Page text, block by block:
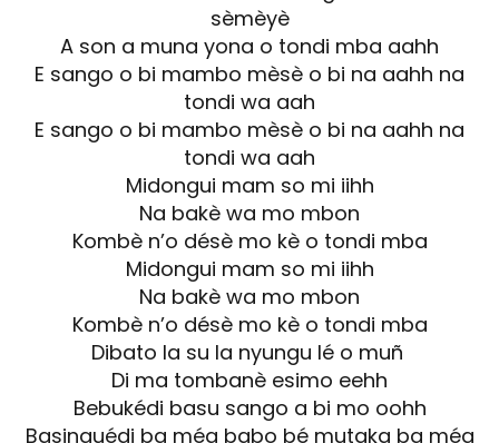
sèmèyè
A son a muna yona o tondi mba aahh
E sango o bi mambo mèsè o bi na aahh na
tondi wa aah
E sango o bi mambo mèsè o bi na aahh na
tondi wa aah
Midongui mam so mi iihh
Na bakè wa mo mbon
Kombè n’o désè mo kè o tondi mba
Midongui mam so mi iihh
Na bakè wa mo mbon
Kombè n’o désè mo kè o tondi mba
Dibato la su la nyungu lé o muñ
Di ma tombanè esimo eehh
Bebukédi basu sango a bi mo oohh
Basinguédi ba méa babo bé mutaka ba méa